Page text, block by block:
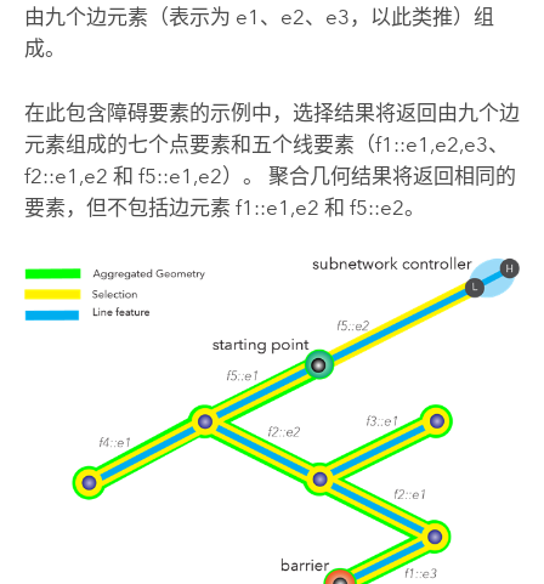
由九个边元素（表示为 e1、e2、e3，以此类推）组
成。
在此包含障碍要素的示例中，选择结果将返回由九个边
元素组成的七个点要素和五个线要素（f1::e1,e2,e3、
f2::e1,e2 和 f5::e1,e2）。 聚合几何结果将返回相同的
要素，但不包括边元素 f1::e1,e2 和 f5::e2。